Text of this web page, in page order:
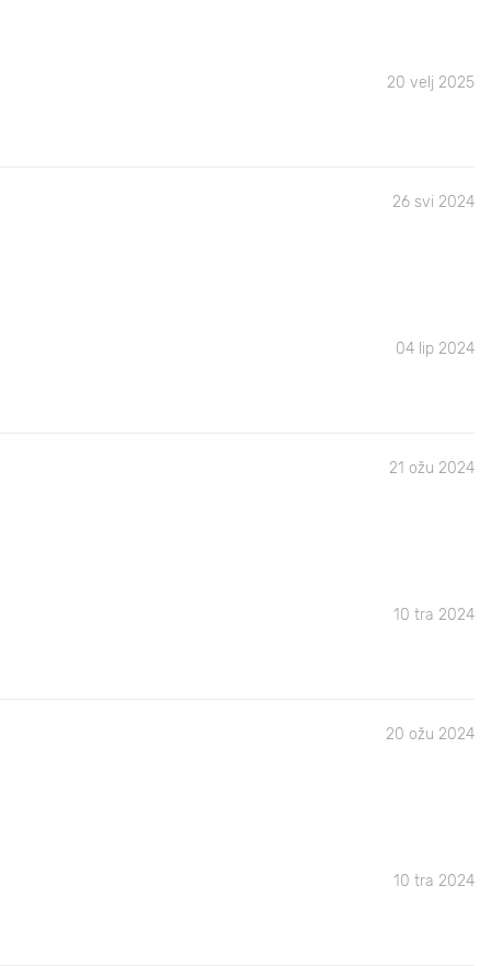
20 velj 2025
26 svi 2024
04 lip 2024
21 ožu 2024
10 tra 2024
20 ožu 2024
10 tra 2024